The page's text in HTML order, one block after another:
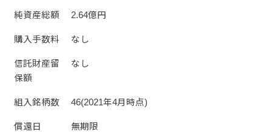
純資産総額 2.64億円
購入手数料 なし
信託財産留
保額
なし
組入銘柄数 46(2021年4月時点)
償還日 無期限